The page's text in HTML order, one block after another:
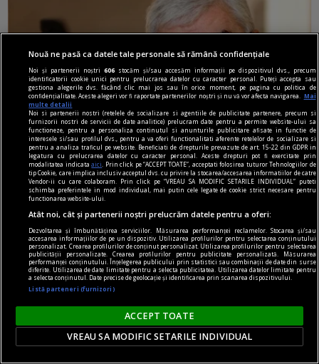
nici așa, nici altminteri
Cum trebuie să fie un președinte
Nu cred în nici o campanie electorală construită
pe negativitate, pe agresiune, pe obsesii strict
individuale.
Andrei PLEŞU
Nouă ne pasă ca datele tale personale să rămână confidențiale
Noi și partenerii noștri606 stocăm și/sau accesăm informații pe dispozitivul dvs., precum
identificatorii cookie unici pentru prelucrarea datelor cu caracter personal. Puteți accepta sau
gestiona alegerile dvs. făcând clic mai jos sau în orice moment, pe pagina cu politica de
confidențialitate. Aceste alegeri vor fi raportate partenerilor noștri și nu vă vor afecta navigarea.
Mai
multe detalii
Noi si partenerii nostri (retelele de socializare si agentiile de publicitate partenere, precum si
furnizorii nostri de servicii de date analitice) prelucram date pentru a permite website-ului sa
functioneze, pentru a personaliza continutul si anunturile publicitare afisate in functie de
interesele si/sau profilul dvs., pentru a va oferi functionalitati aferente retelelor de socializare si
pentru a analiza traficul pe website. Beneficiati de drepturile prevazute de art. 15-22 din GDPR in
legatura cu prelucrarea datelor cu caracter personal. Aceste drepturi pot fi exercitate prin
modalitatea indicataaici
. Prin click pe “ACCEPT TOATE”, acceptati folosirea tuturor Tehnologiilor de
tip Cookie, care implica inclusiv acceptul dvs. cu privire la stocarea/accesarea informatiilor de catre
Vendor-ii cu care colaboram. Prin click pe “VREAU SA MODIFIC SETARILE INDIVIDUAL” puteti
schimba preferintele in mod individual, mai putin cele legate de cookie strict necesare pentru
functionarea website-ului.
Atât noi, cât și partenerii noștri prelucrăm datele pentru a oferi:
Dezvoltarea și îmbunătățirea serviciilor. Măsurarea performanței reclamelor. Stocarea și/sau
accesarea informațiilor de pe un dispozitiv. Utilizarea profilurilor pentru selectarea conținutului
personalizat. Crearea profilurilor de conținut personalizat. Utilizarea profilurilor pentru selectarea
publicității personalizate. Crearea profilurilor pentru publicitate personalizată. Măsurarea
performanței conținutului. Înțelegerea publicului prin statistici sau combinații de date din surse
diferite. Utilizarea de date limitate pentru a selecta publicitatea. Utilizarea datelor limitate pentru
a selecta conținutul. Date precise de geolocație și identificarea prin scanarea dispozitivului.
Listă parteneri (furnizori)
ACCEPT TOATE
VREAU SA MODIFIC SETARILE INDIVIDUAL